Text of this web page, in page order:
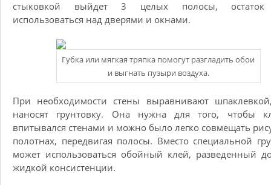
стыковкой выйдет 3 целых полосы, остаток
использоваться над дверями и окнами.
Губка или мягкая тряпка помогут разгладить обои
и выгнать пузыри воздуха.
При необходимости стены выравнивают
наносят грунтовку. Она нужна для того, чтобы
впитывался стенами и можно было легко совмещать
полотнах, передвигая полосы. Вместо специальной
может использоваться обойный клей, разведенный
жидкой консистенции.